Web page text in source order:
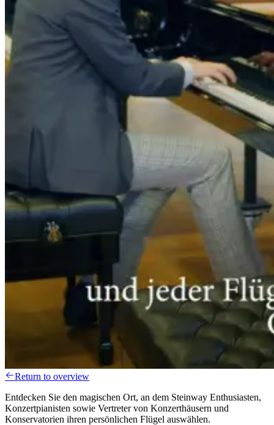
Return to overview
Entdecken Sie den magischen Ort, an dem Steinway Enthusiasten,
Konzertpianisten sowie Vertreter von Konzerthäusern und
Konservatorien ihren persönlichen Flügel auswählen.